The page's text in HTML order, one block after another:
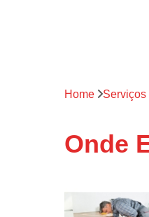
Home Serviços
Onde